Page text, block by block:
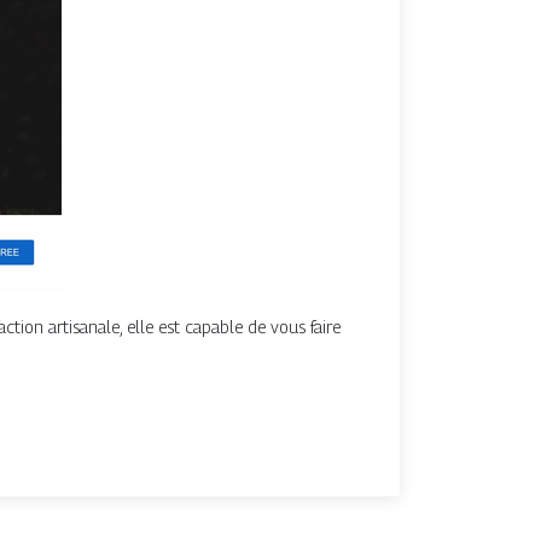
artisanale, elle est capable de vous faire